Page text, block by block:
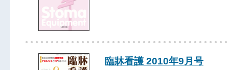
臨牀看護 2010年9月号